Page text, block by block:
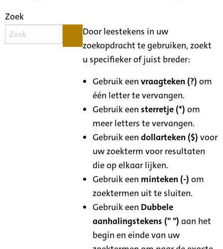
Zoek
Door leestekens in uw
zoekopdracht te gebruiken, zoekt
u specifieker of juist breder:
Gebruik eenvraagteken (?) om
één letter te vervangen.
Gebruik eensterretje (*) om
meer letters te vervangen.
Gebruik eendollarteken ($) voor
uw zoekterm voor resultaten
die op elkaar lijken.
Gebruik een minteken (-) om
zoektermen uit te sluiten.
Gebruik een Dubbele
aanhalingstekens (" ") aan het
begin en einde van uw